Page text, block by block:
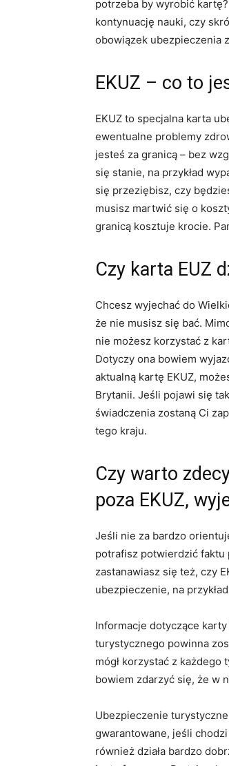
potrzeba by wyrobić
kontynuację nauki, czy
obowiązek ubezpieczenia
EKUZ – co to
EKUZ to specjalna karta
ewentualne problemy
jesteś za granicą – bez
się stanie, na przykład
się przeziębisz, czy
musisz martwić się o
granicą kosztuje krocie.
Czy karta EUZ
Chcesz wyjechać do
że nie musisz się bać.
nie możesz korzystać z
Dotyczy ona bowiem
aktualną kartę EKUZ,
Brytanii. Jeśli pojawi się
świadczenia zostaną Ci
tego kraju.
Czy warto
poza EKUZ,
Jeśli nie za bardzo
potrafisz potwierdzić faktu
zastanawiasz się też, czy
ubezpieczenie, na
Informacje dotyczące
turystycznego powinna
mógł korzystać z każdego
bowiem zdarzyć się, że w
Ubezpieczenie
gwarantowane, jeśli
również działa bardzo